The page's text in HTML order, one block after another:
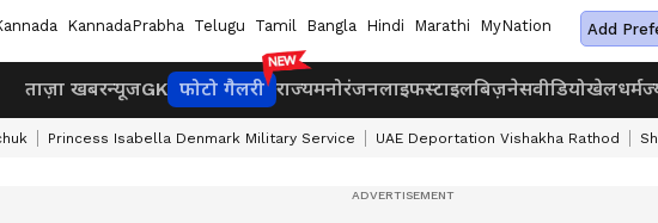
KannadaPrabha Telugu Tamil Bangla Hindi Marathi MyNation Add
ताज़ा खबरन्यूजGK फोटो गैलरी राज्यमनोरंजनलाइफस्टाइलबिज़नेसवीडियोखेलधर्म
Princess Isabella Denmark Military Service UAE Deportation Vishakha Rathod